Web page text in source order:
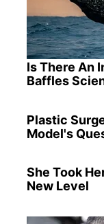
Is There An
Baffles
Plastic
Model's
She Took
New Level